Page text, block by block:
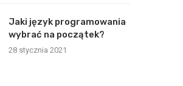
Jaki język programowania
wybrać na początek?
28 stycznia 2021